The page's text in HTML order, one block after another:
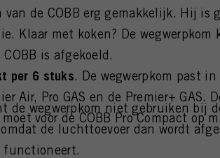
van de COBB erg gemakkelijk. Hij is
Klaar met koken? De wegwerpkom
is afgekoeld.
per 6 stuks. De wegwerpkom past in
Air, Pro GAS en de Premier+ GAS.
voor de COBB Pro Compact op
de wegwerpkom niet gebruiken bij
de luchttoevoer dan wordt